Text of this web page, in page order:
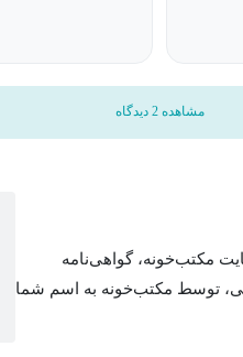
گفتم این دوره بیشتر محور
سایت یاد بگیره
مشاهده 2 دیدگاه
مکتب‌خونه، گواهی‌نامه
توسط مکتب‌خونه به اسم شما